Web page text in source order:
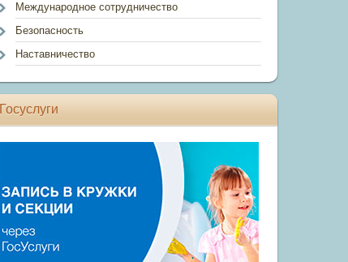
Международное сотрудничество
Безопасность
Наставничество
Госуслуги